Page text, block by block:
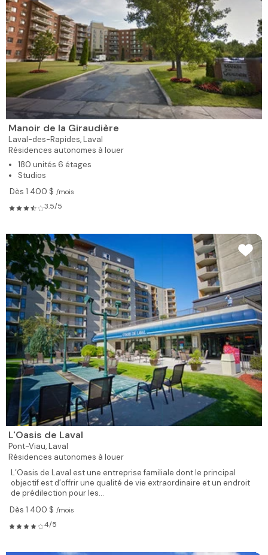
Manoir de la Giraudière
Laval-des-Rapides,Laval
Résidences autonomes à louer
180 unités 6 étages
Studios
Dès 1 400 $ /mois
3.5/5
L'Oasis de Laval
Pont-Viau,Laval
Résidences autonomes à louer
L’Oasis de Laval est une entreprise familiale dont le principal
objectif est d’offrir une qualité de vie extraordinaire et un endroit
de prédilection pour les...
Dès 1 400 $ /mois
4/5